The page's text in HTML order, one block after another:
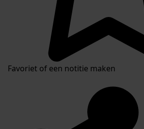
Favoriet of een notitie maken